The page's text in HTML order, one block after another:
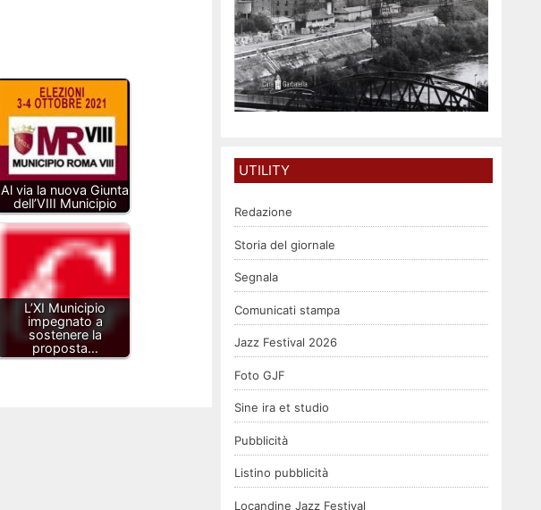
Al via la nuova Giunta
dell’VIII Municipio
L’XI Municipio
impegnato a
sostenere la
proposta…
UTILITY
Redazione
Storia del giornale
Segnala
Comunicati stampa
Jazz Festival 2026
Foto GJF
Sine ira et studio
Pubblicità
Listino pubblicità
Locandine Jazz Festival